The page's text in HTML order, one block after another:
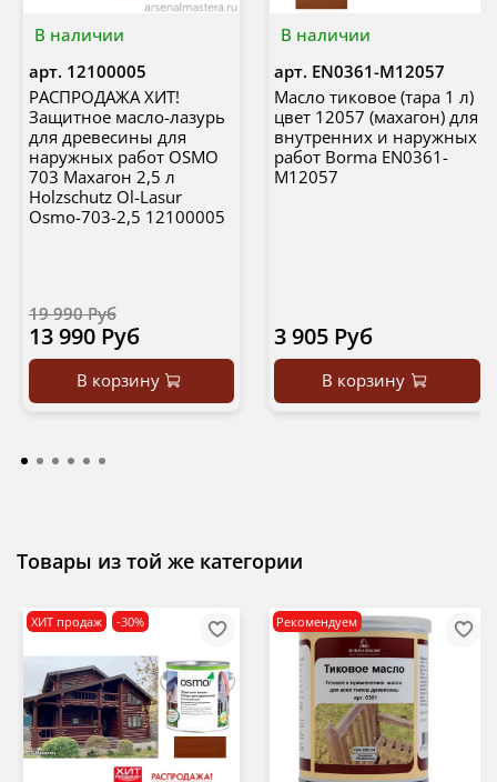
В наличии
арт. 12100005
РАСПРОДАЖА ХИТ!
Защитное масло-лазурь
для древесины для
наружных работ OSMO
703 Махагон 2,5 л
Holzschutz Ol-Lasur
Osmo-703-2,5 12100005
19 990 Руб
13 990 Руб
В корзину
В наличии
арт. EN0361-M12057
Масло тиковое (тара 1 л)
цвет 12057 (махагон) для
внутренних и наружных
работ Borma EN0361-
M12057
3 905 Руб
В корзину
Товары из той же категории
ХИТ продаж -30% Рекомендуем